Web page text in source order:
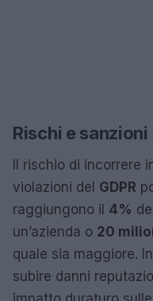
Rischi e
Il rischio di incorrere
violazioni del GDPR
raggiungono il 4%
un’azienda o 20
quale sia maggiore.
subire danni